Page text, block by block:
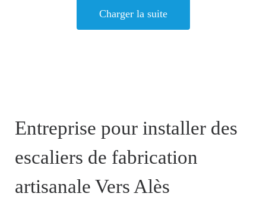
Charger la suite
Entreprise pour installer des
escaliers de fabrication
artisanale Vers Alès